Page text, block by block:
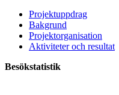
Projektuppdrag
Bakgrund
Projektorganisation
Aktiviteter och resultat
Besökstatistik